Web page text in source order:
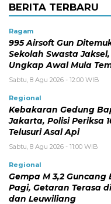
BERITA TERBARU
Ragam
995 Airsoft Gun
Sekolah Swasta
Ungkap Awal Mula
Sabtu, 8 Agu 2026 - 12:00 WIB
Regional
Kebakaran Gedung
Jakarta, Polisi Periksa
Telusuri Asal Api
Sabtu, 8 Agu 2026 - 11:00 WIB
Regional
Gempa M 3,2 Guncang
Pagi, Getaran Terasa
dan Leuwiliang